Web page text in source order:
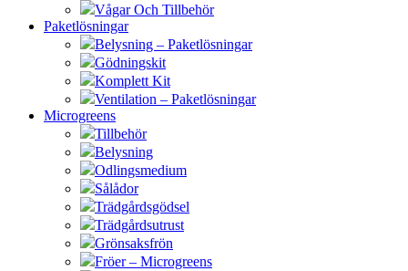
Vågar Och Tillbehör
Paketlösningar
Belysning – Paketlösningar
Gödningskit
Komplett Kit
Ventilation – Paketlösningar
Microgreens
Tillbehör
Belysning
Odlingsmedium
Sålådor
Trädgårdsgödsel
Trädgårdsutrust
Grönsaksfrön
Fröer – Microgreens